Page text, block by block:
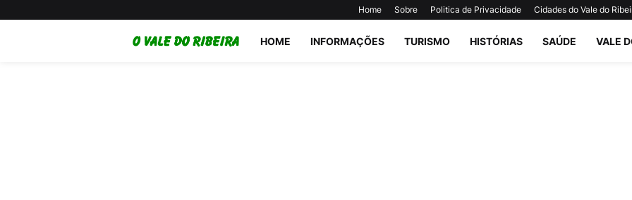
Home Sobre Politica de Privacidade Cidades do Vale do
HOME INFORMAÇÕES TURISMO HISTÓRIAS SAÚDE VALE